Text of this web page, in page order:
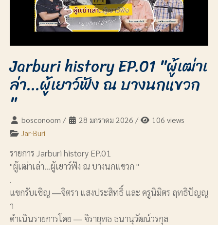
Jarburi history EP.01 "ผู้เฒ่าเ
ล่า...ผู้เยาว์ฟัง ณ บางนกแขวก
"
bosconoom / 28 มกราคม 2026 /
106 views
Jar-Buri
รายการ Jarburi history EP.01
"ผู้เฒ่าเล่า...ผู้เยาว์ฟัง ณ บางนกแขวก "
.
แขกรับเชิญ ―จิตรา แสงประสิทธิ์ และ ครูนิมิตร ฤทธิปัญญ
า
ดำเนินรายการโดย ― จิรายุทธ ธนานุวัฒน์วรกุล